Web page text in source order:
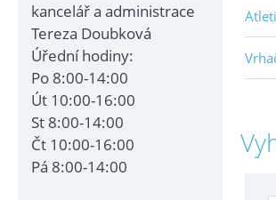
kancelář a administrace
Tereza Doubková
Úřední hodiny:
Po 8:00-14:00
Út 10:00-16:00
St 8:00-14:00
Čt 10:00-16:00
Pá 8:00-14:00